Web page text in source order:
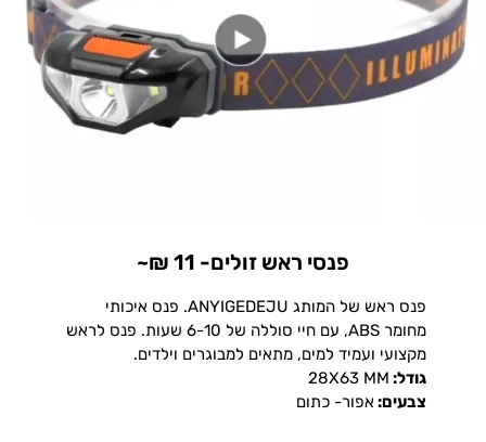
פנסי ראש זולים- 11 ₪~
פנס ראש של המותג ANYIGEDEJU. פנס איכותי
מחומר ABS, עם חיי סוללה של 6-10 שעות. פנס לראש
מקצועי ועמיד למים, מתאים למבוגרים וילדים.
גודל: 28X63 MM
צבעים: אפור- כתום